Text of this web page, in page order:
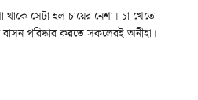
সেটা হল চায়ের নেশা। চা খেতে
পরিষ্কার করতে সকলেরই অনীহা।